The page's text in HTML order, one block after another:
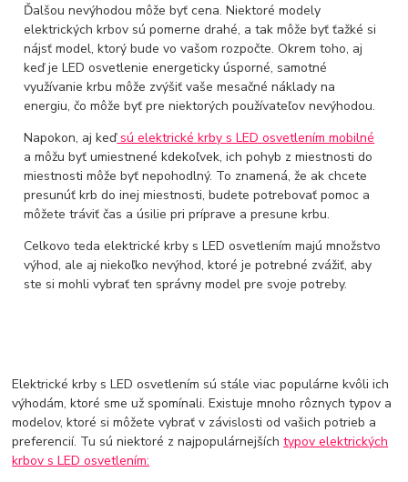
Ďalšou nevýhodou môže byť cena. Niektoré modely
elektrických krbov sú pomerne drahé, a tak môže byť ťažké si
nájsť model, ktorý bude vo vašom rozpočte. Okrem toho, aj
keď je LED osvetlenie energeticky úsporné, samotné
využívanie krbu môže zvýšiť vaše mesačné náklady na
energiu, čo môže byť pre niektorých používateľov nevýhodou.
Napokon, aj keďsú elektrické krby s LED osvetlením mobilné
a môžu byť umiestnené kdekoľvek, ich pohyb z miestnosti do
miestnosti môže byť nepohodlný. To znamená, že ak chcete
presunúť krb do inej miestnosti, budete potrebovať pomoc a
môžete tráviť čas a úsilie pri príprave a presune krbu.
Celkovo teda elektrické krby s LED osvetlením majú množstvo
výhod, ale aj niekoľko nevýhod, ktoré je potrebné zvážiť, aby
ste si mohli vybrať ten správny model pre svoje potreby.
Elektrické krby s LED osvetlením sú stále viac populárne kvôli ich
výhodám, ktoré sme už spomínali. Existuje mnoho rôznych typov a
modelov, ktoré si môžete vybrať v závislosti od vašich potrieb a
preferencií. Tu sú niektoré z najpopulárnejšíchtypov elektrických
krbov s LED osvetlením: